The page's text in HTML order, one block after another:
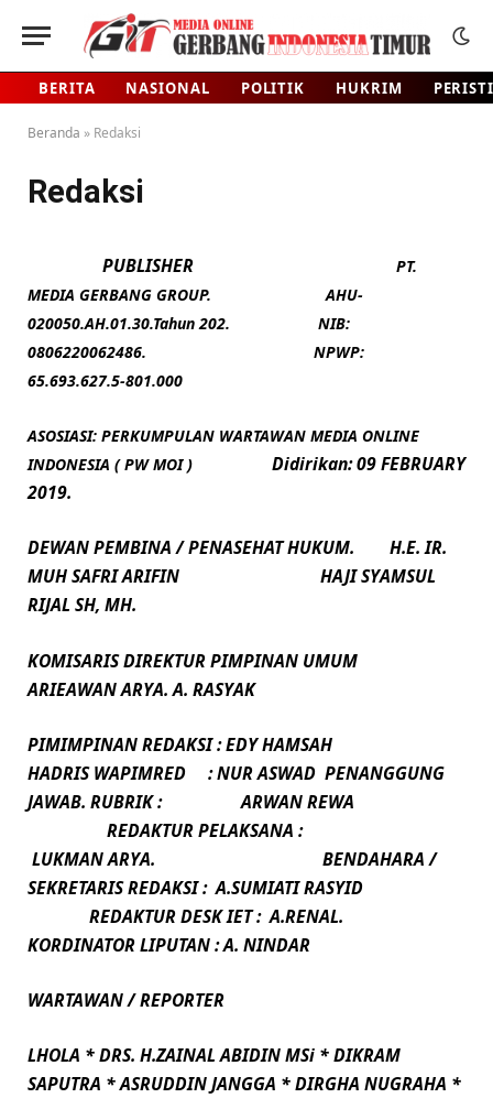
BERITA NASIONAL POLITIK HUKRIM
Beranda » Redaksi
Redaksi
PUBLISHER PT.
MEDIA GERBANG GROUP.AHU-
020050.AH.01.30.Tahun 202. NIB:
0806220062486. NPWP:
65.693.627.5-801.000
ASOSIASI: PERKUMPULAN WARTAWAN MEDIA ONLINE
INDONESIA ( PW MOI ) Didirikan: 09 FEBRUARY
2019.
DEWAN PEMBINA / PENASEHAT HUKUM. H.E. IR.
MUH SAFRI ARIFIN HAJI SYAMSUL
RIJAL SH, MH.
KOMISARIS DIREKTUR PIMPINAN UMUM
ARIEAWAN ARYA. A. RASYAK
PIMIMPINAN REDAKSI : EDY HAMSAH
HADRISWAPIMRED : NUR ASWAD PENANGGUNG
JAWAB. RUBRIK :ARWAN REWA
REDAKTUR PELAKSANA :
LUKMAN ARYA. BENDAHARA /
SEKRETARIS REDAKSI : A.SUMIATI RASYID
REDAKTUR DESK IET : A.RENAL.
KORDINATOR LIPUTAN : A. NINDAR
WARTAWAN / REPORTER
LHOLA * DRS. H.ZAINAL ABIDIN MSi * DIKRAM
SAPUTRA * ASRUDDIN JANGGA * DIRGHA NUGRAHA *